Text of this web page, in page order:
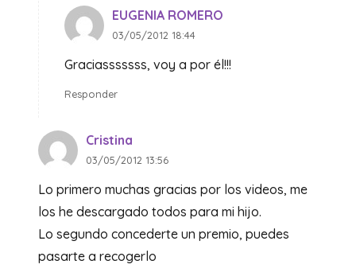
EUGENIA ROMERO
03/05/2012 18:44
Graciasssssss, voy a por él!!!
Responder
Cristina
03/05/2012 13:56
Lo primero muchas gracias por los videos, me
los he descargado todos para mi hijo.
Lo segundo concederte un premio, puedes
pasarte a recogerlo